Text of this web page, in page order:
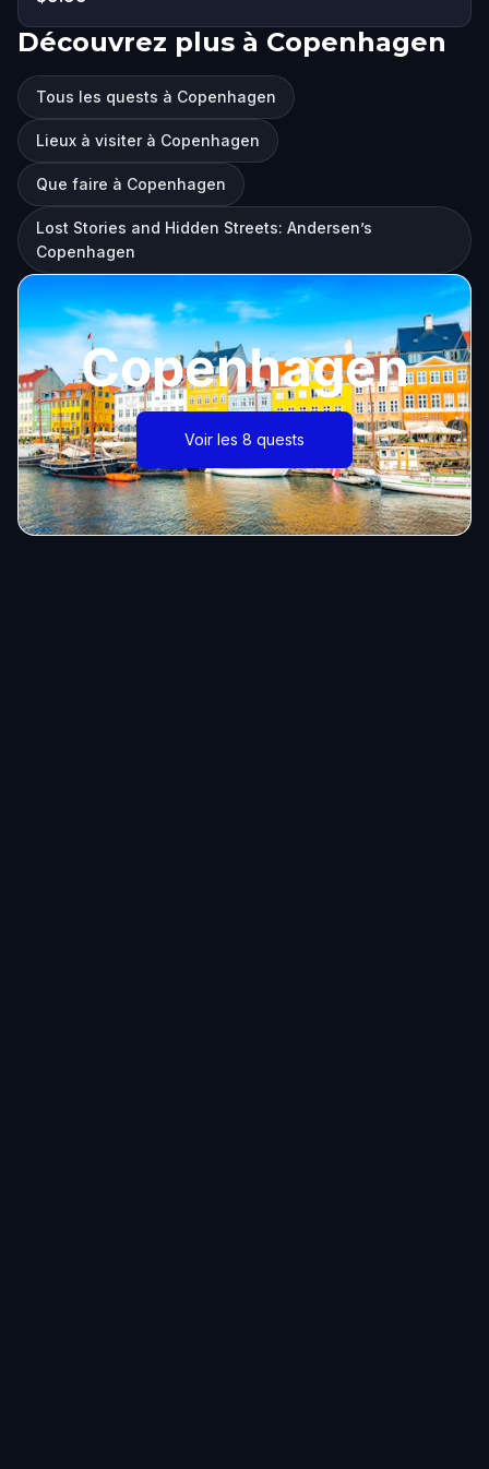
Découvrez plus à Copenhagen
Tous les quests à Copenhagen
Lieux à visiter à Copenhagen
Que faire à Copenhagen
Lost Stories and Hidden Streets: Andersen’s
Copenhagen
Copenhagen
Voir les 8 quests